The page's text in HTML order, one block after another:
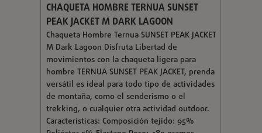
CHAQUETA HOMBRE TERNUA SUNSET
PEAK JACKET M DARK LAGOON
Chaqueta Hombre Ternua SUNSET PEAK JACKET
M Dark Lagoon Disfruta Libertad de
movimientos con la chaqueta ligera para
hombre TERNUA SUNSET PEAK JACKET, prenda
versátil es ideal para todo tipo de actividades
de montaña, como el senderismo o el
trekking, o cualquier otra actividad outdoor.
Caracteristicas: Composición tejido: 95%